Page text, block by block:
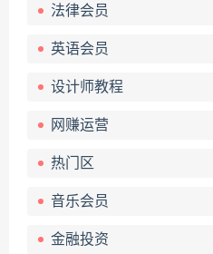
法律会员
英语会员
设计师教程
网赚运营
热门区
音乐会员
金融投资